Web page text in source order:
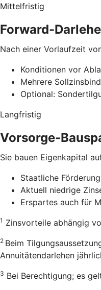
Mittelfristig
Forward-
Nach einer Vorlaufzeit
Konditionen vor
Mehrere
Optional:
Langfristig
Vorsorge-
Sie bauen Eigenkapital
Staatliche Förderung
Aktuell niedrige
Erspartes auch für
1 Zinsvorteile abhängig
2 Beim
Annuitätendarlehen
3 Bei Berechtigung; es